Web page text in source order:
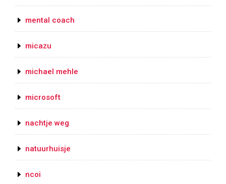
mental coach
micazu
michael mehle
microsoft
nachtje weg
natuurhuisje
ncoi